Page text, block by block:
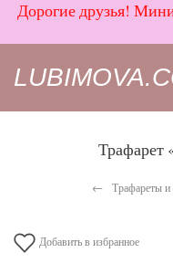
Дорогие друзья!
Трафарет
Трафареты
Добавить в избранное